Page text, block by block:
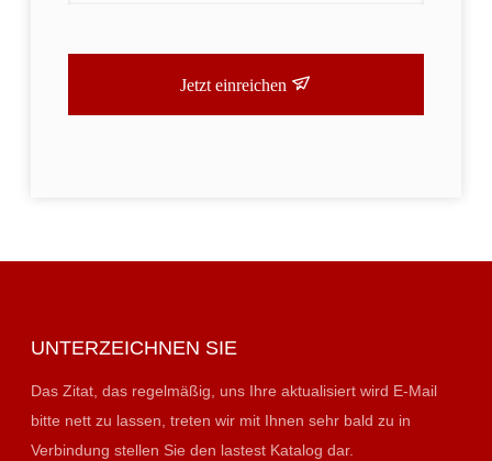
Jetzt einreichen
UNTERZEICHNEN SIE
Das Zitat, das regelmäßig, uns Ihre aktualisiert wird E-Mail
bitte nett zu lassen, treten wir mit Ihnen sehr bald zu in
Verbindung stellen Sie den lastest Katalog dar.